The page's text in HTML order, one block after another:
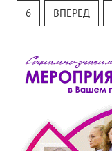
6 ВПЕРЕД